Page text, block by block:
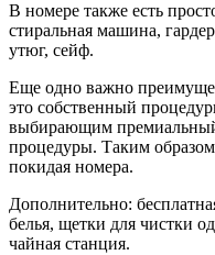
В номере также есть
стиральная машина,
утюг, сейф.
Еще одно важно
это собственный
выбирающим
процедуры. Таким
покидая номера.
Дополнительно:
белья, щетки для чистки
чайная станция.